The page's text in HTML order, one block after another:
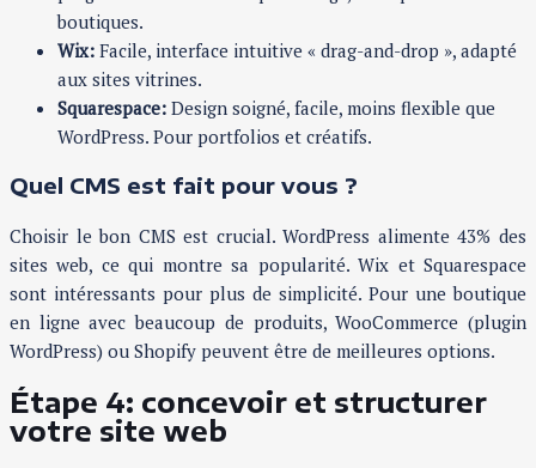
boutiques.
Wix: Facile, interface intuitive « drag-and-drop », adapté
aux sites vitrines.
Squarespace: Design soigné, facile, moins flexible que
WordPress. Pour portfolios et créatifs.
Quel CMS est fait pour vous ?
Choisir le bon CMS est crucial. WordPress alimente 43% des
sites web, ce qui montre sa popularité. Wix et Squarespace
sont intéressants pour plus de simplicité. Pour une boutique
en ligne avec beaucoup de produits, WooCommerce (plugin
WordPress) ou Shopify peuvent être de meilleures options.
Étape 4: concevoir et structurer
votre site web